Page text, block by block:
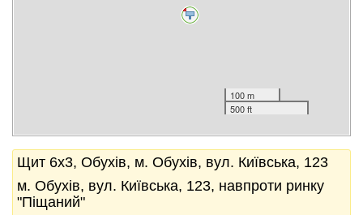
100 m
500 ft
Щит 6x3, Обухів, м. Обухів, вул. Київська, 123
м. Обухів, вул. Київська, 123, навпроти ринку
"Піщаний"